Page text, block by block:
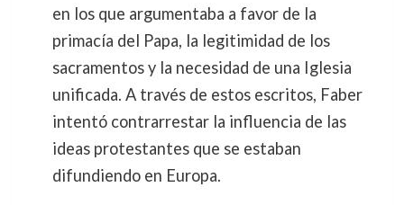
en los que argumentaba a favor de la
primacía del Papa, la legitimidad de los
sacramentos y la necesidad de una Iglesia
unificada. A través de estos escritos, Faber
intentó contrarrestar la influencia de las
ideas protestantes que se estaban
difundiendo en Europa.